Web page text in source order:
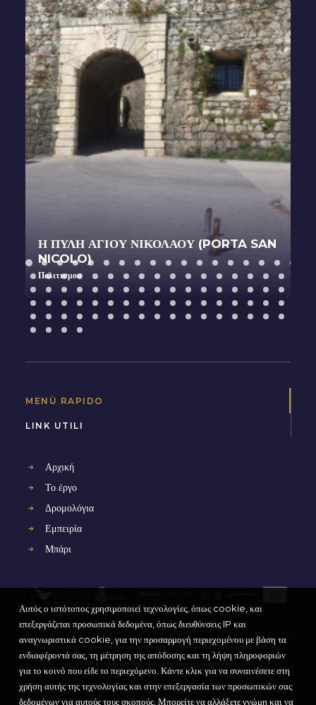
ΕΚΚΛΗΣΙΑ ΤΗΣ SANTA MARIA DEGLI
AMALFITANI
Πολιτισμοσ
MENÙ RAPIDO
LINK UTILI
Αρχική
Το έργο
Δρομολόγια
Εμπειρία
Μπάρι
Έργο συγχρηματοδοτούμενο από την Ευρωπαϊκή Ένωση , το Ευρωπαϊκό Ταμείο Περιφερειακής Ανάπτυξης
Αυτός ο ιστότοπος χρησιμοποιεί τεχνολογίες, όπως cookie, και
επεξεργάζεται προσωπικά δεδομένα, όπως διευθύνσεις IP και
αναγνωριστικά cookie, για την προσαρμογή περιεχομένου με βάση τα
ενδιαφέροντά σας, τη μέτρηση της απόδοσης και τη λήψη πληροφοριών
για το κοινό που είδε το περιεχόμενο. Κάντε κλικ για να συναινέσετε στη
χρήση αυτής της τεχνολογίας και στην επεξεργασία των προσωπικών σας
δεδομένων για αυτούς τους σκοπούς. Μπορείτε να αλλάξετε γνώμη και να